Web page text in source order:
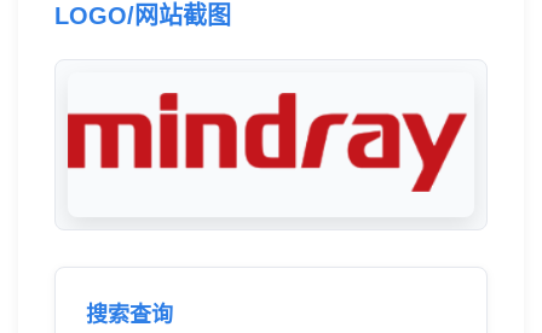
LOGO/网站截图
搜索查询